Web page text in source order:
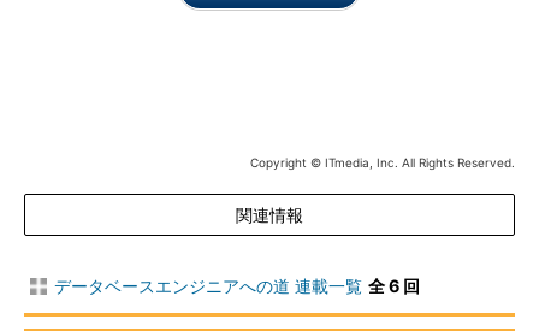
ータベースの実装方式としてリレーショナル・データベースを
採用することはイコールではありません。あくまでも論理デー
タモデルのデータ構造の表現形式の1つとしてリレーショナル
た関係にあります。
Copyright © ITmedia, Inc. All Rights Reserved.
関連情報
データベースエンジニアへの道 連載一覧 全 6 回